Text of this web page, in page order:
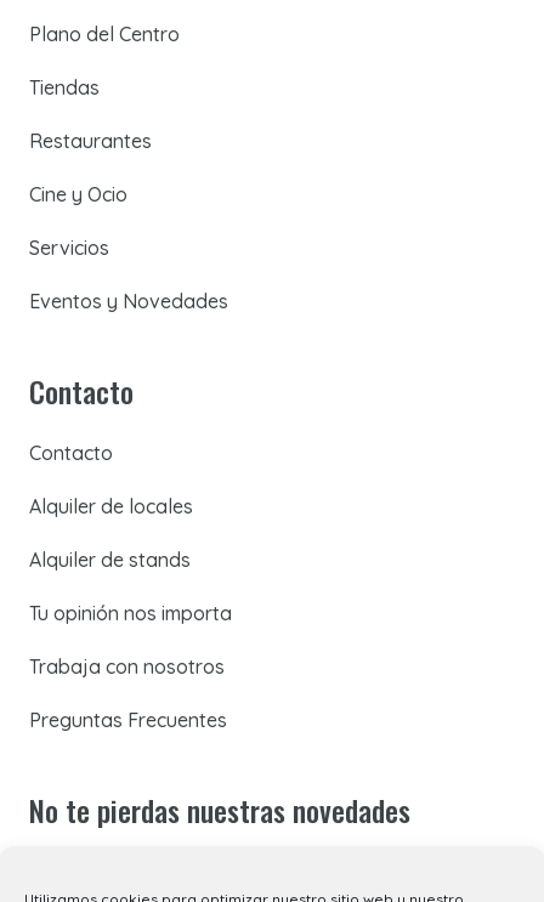
Plano del Centro
Tiendas
Restaurantes
Cine y Ocio
Servicios
Eventos y Novedades
Contacto
Contacto
Alquiler de locales
Alquiler de stands
Tu opinión nos importa
Trabaja con nosotros
Preguntas Frecuentes
No te pierdas nuestras novedades